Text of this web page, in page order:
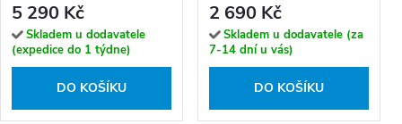
5 290 Kč
Skladem u dodavatele
(expedice do 1 týdne)
DO KOŠÍKU
N51T
2 690 Kč
Skladem u dodavatele (za
7-14 dní u vás)
DO KOŠÍKU